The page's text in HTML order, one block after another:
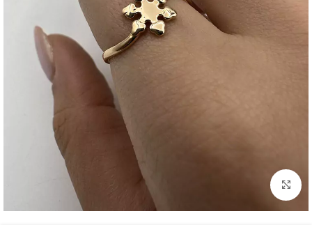
بزرگنمایی تصویر